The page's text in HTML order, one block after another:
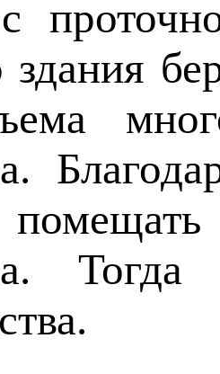
здания